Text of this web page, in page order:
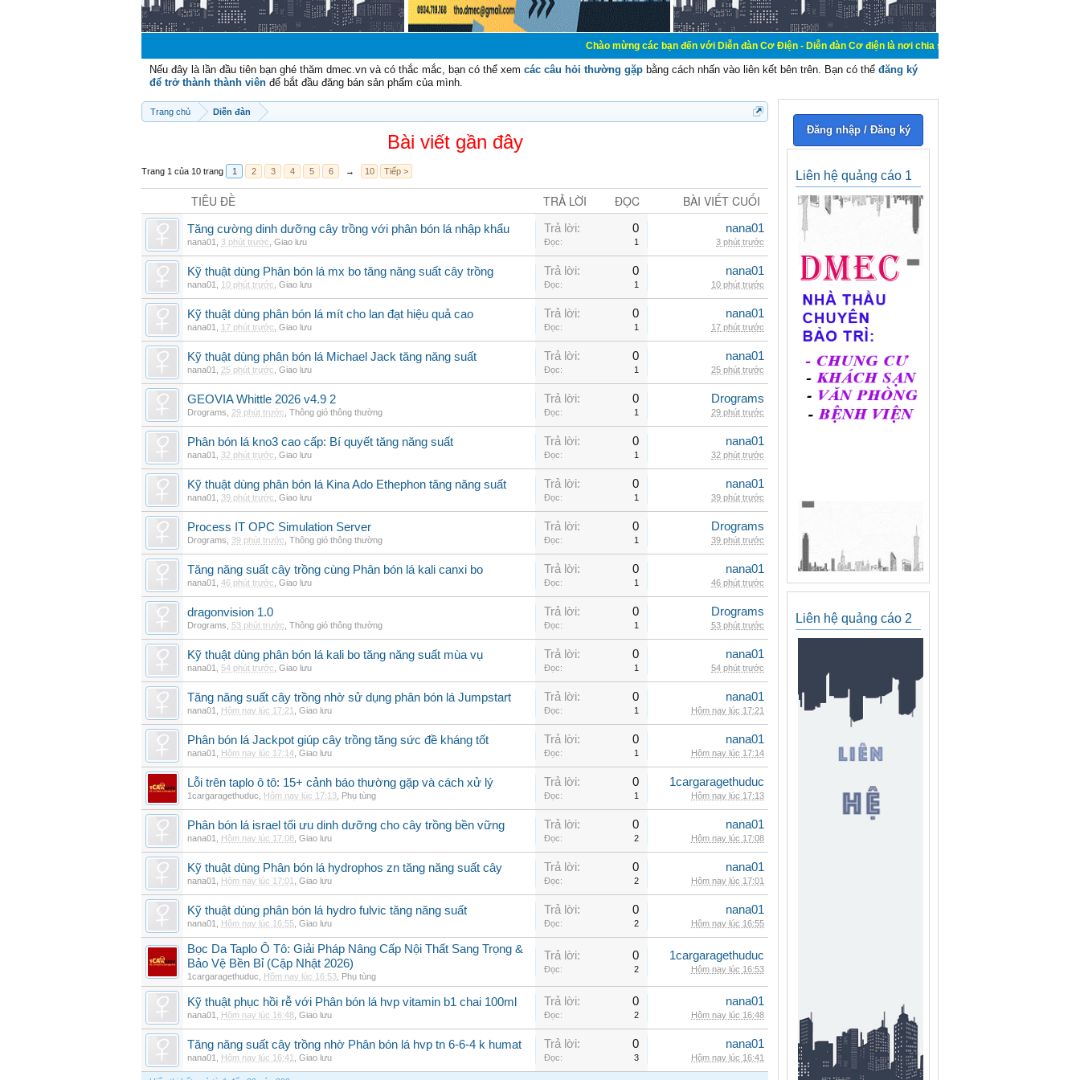
Chào mừng các bạn đến với Diễn đàn Cơ Điện - Diễn đàn Cơ điện là nơi chia sẽ kiến thức kinh nghiệm trong lãnh
Nếu đây là lần đầu tiên bạn ghé thăm dmec.vn và có thắc mắc, bạn có thể xem các câu hỏi thường gặp bằng cách nhấn vào liên kết bên trên. Bạn có thể đăng ký
để trở thành thành viên để bắt đầu đăng bán sản phẩm của mình.
Trang chủ Diễn đàn
Bài viết gần đây
Trang 1 của 10 trang 1 2 3 4 5 6 → 10 Tiếp >
TIÊU ĐỀ TRẢ LỜI ĐỌC BÀI VIẾT CUỐI
Tăng cường dinh dưỡng cây trồng với phân bón lá nhập khẩu
nana01 3 phút trước Giao lưu
Trả lời: 0
Đọc: 1
nana01
3 phút trước
Kỹ thuật dùng Phân bón lá mx bo tăng năng suất cây trồng
nana01 10 phút trước Giao lưu
Trả lời: 0
Đọc: 1
nana01
10 phút trước
Kỹ thuật dùng phân bón lá mít cho lan đạt hiệu quả cao
nana01 17 phút trước Giao lưu
Trả lời: 0
Đọc: 1
nana01
17 phút trước
Kỹ thuật dùng phân bón lá Michael Jack tăng năng suất
nana01 25 phút trước Giao lưu
Trả lời: 0
Đọc: 1
nana01
25 phút trước
GEOVIA Whittle 2026 v4.9 2
Drograms 29 phút trước Thông gió thông thường
Trả lời: 0
Đọc: 1
Drograms
29 phút trước
Phân bón lá kno3 cao cấp: Bí quyết tăng năng suất
nana01 32 phút trước Giao lưu
Trả lời: 0
Đọc: 1
nana01
32 phút trước
Kỹ thuật dùng phân bón lá Kina Ado Ethephon tăng năng suất
nana01 39 phút trước Giao lưu
Trả lời: 0
Đọc: 1
nana01
39 phút trước
Process IT OPC Simulation Server
Drograms 39 phút trước Thông gió thông thường
Trả lời: 0
Đọc: 1
Drograms
39 phút trước
Tăng năng suất cây trồng cùng Phân bón lá kali canxi bo
nana01 46 phút trước Giao lưu
Trả lời: 0
Đọc: 1
nana01
46 phút trước
dragonvision 1.0
Drograms 53 phút trước Thông gió thông thường
Trả lời: 0
Đọc: 1
Drograms
53 phút trước
Kỹ thuật dùng phân bón lá kali bo tăng năng suất mùa vụ
nana01 54 phút trước Giao lưu
Trả lời: 0
Đọc: 1
nana01
54 phút trước
Tăng năng suất cây trồng nhờ sử dụng phân bón lá Jumpstart
nana01 Hôm nay lúc 17:21 Giao lưu
Trả lời: 0
Đọc: 1
nana01
Hôm nay lúc 17:21
Phân bón lá Jackpot giúp cây trồng tăng sức đề kháng tốt
nana01 Hôm nay lúc 17:14 Giao lưu
Trả lời: 0
Đọc: 1
nana01
Hôm nay lúc 17:14
Lỗi trên taplo ô tô: 15+ cảnh báo thường gặp và cách xử lý
1cargaragethuduc Hôm nay lúc 17:13 Phụ tùng
Trả lời: 0
Đọc: 1
1cargaragethuduc
Hôm nay lúc 17:13
Phân bón lá israel tối ưu dinh dưỡng cho cây trồng bền vững
nana01 Hôm nay lúc 17:08 Giao lưu
Trả lời: 0
Đọc: 2
nana01
Hôm nay lúc 17:08
Kỹ thuật dùng Phân bón lá hydrophos zn tăng năng suất cây
nana01 Hôm nay lúc 17:01 Giao lưu
Trả lời: 0
Đọc: 2
nana01
Hôm nay lúc 17:01
Kỹ thuật dùng phân bón lá hydro fulvic tăng năng suất
nana01 Hôm nay lúc 16:55 Giao lưu
Trả lời: 0
Đọc: 2
nana01
Hôm nay lúc 16:55
Bọc Da Taplo Ô Tô: Giải Pháp Nâng Cấp Nội Thất Sang Trọng &
Bảo Vệ Bền Bỉ (Cập Nhật 2026)
1cargaragethuduc Hôm nay lúc 16:53 Phụ tùng
Trả lời: 0
Đọc: 2
1cargaragethuduc
Hôm nay lúc 16:53
Kỹ thuật phục hồi rễ với Phân bón lá hvp vitamin b1 chai 100ml
nana01 Hôm nay lúc 16:48 Giao lưu
Trả lời: 0
Đọc: 2
nana01
Hôm nay lúc 16:48
Tăng năng suất cây trồng nhờ Phân bón lá hvp tn 6-6-4 k humat
nana01 Hôm nay lúc 16:41 Giao lưu
Trả lời: 0
Đọc: 3
nana01
Hôm nay lúc 16:41
Đăng nhập / Đăng ký
Liên hệ quảng cáo 1
Liên hệ quảng cáo 2